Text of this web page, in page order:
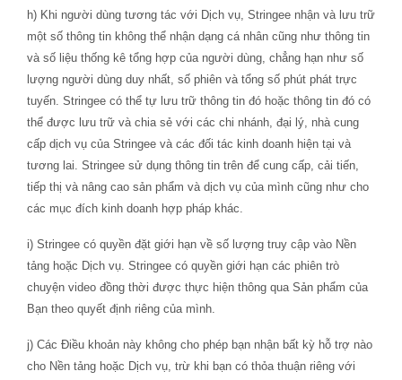
h) Khi người dùng tương tác với Dịch vụ, Stringee nhận và lưu trữ
một số thông tin không thể nhận dạng cá nhân cũng như thông tin
và số liệu thống kê tổng hợp của người dùng, chẳng hạn như số
lượng người dùng duy nhất, số phiên và tổng số phút phát trực
tuyến. Stringee có thể tự lưu trữ thông tin đó hoặc thông tin đó có
thể được lưu trữ và chia sẻ với các chi nhánh, đại lý, nhà cung
cấp dịch vụ của Stringee và các đối tác kinh doanh hiện tại và
tương lai. Stringee sử dụng thông tin trên để cung cấp, cải tiến,
tiếp thị và nâng cao sản phẩm và dịch vụ của mình cũng như cho
các mục đích kinh doanh hợp pháp khác.
i) Stringee có quyền đặt giới hạn về số lượng truy cập vào Nền
tảng hoặc Dịch vụ. Stringee có quyền giới hạn các phiên trò
chuyện video đồng thời được thực hiện thông qua Sản phẩm của
Bạn theo quyết định riêng của mình.
j) Các Điều khoản này không cho phép bạn nhận bất kỳ hỗ trợ nào
cho Nền tảng hoặc Dịch vụ, trừ khi bạn có thỏa thuận riêng với